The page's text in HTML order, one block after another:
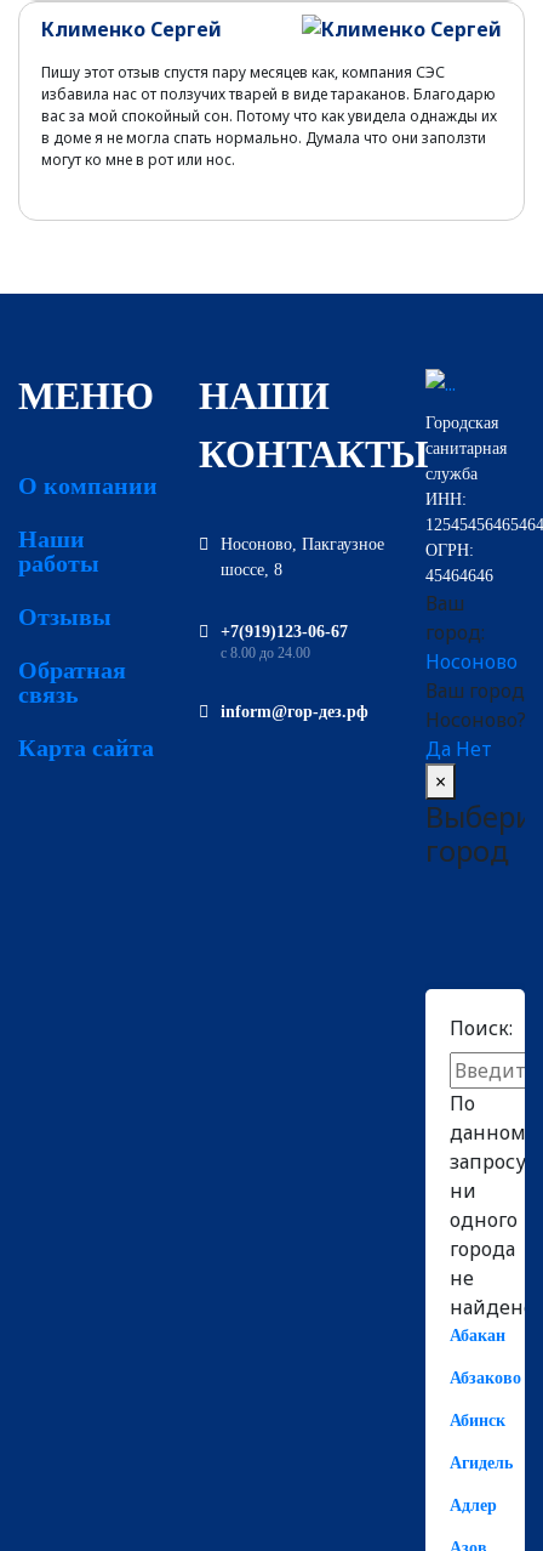
Клименко Сергей
Пишу этот отзыв спустя пару месяцев как, компания СЭС
избавила нас от ползучих тварей в виде тараканов. Благодарю
вас за мой спокойный сон. Потому что как увидела однажды их
в доме я не могла спать нормально. Думала что они заползти
могут ко мне в рот или нос.
МЕНЮ
О компании
Наши
работы
Отзывы
Обратная
связь
Карта сайта
НАШИ
КОНТАКТЫ
Носоново, Пакгаузное
шоссе, 8
‪+7(919)123-06-67‬‬
с 8.00 до 24.00
inform@гор-дез.рф
Городская
санитарная
служба
ИНН:
ОГРН:
45464646
Ваш
город:
Носоново
Ваш город
Носоново?
Да Нет
×
город
Поиск:
По
данному
запросу
ни
одного
города
не
найдено!
Абакан
Абзаково
Абинск
Агидель
Адлер